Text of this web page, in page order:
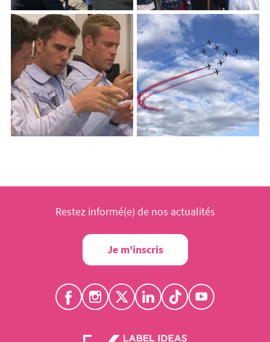
Restez informé(e) de nos actualités
Je m'inscris